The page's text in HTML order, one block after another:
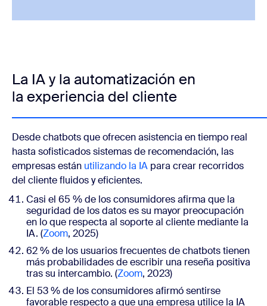
La IA y la automatización en
la experiencia del cliente
Desde chatbots que ofrecen asistencia en tiempo real
hasta sofisticados sistemas de recomendación, las
empresas están utilizando la IA para crear recorridos
del cliente fluidos y eficientes.
Casi el 65 % de los consumidores afirma que la
seguridad de los datos es su mayor preocupación
en lo que respecta al soporte al cliente mediante la
IA. (Zoom, 2025)
62 % de los usuarios frecuentes de chatbots tienen
más probabilidades de escribir una reseña positiva
tras su intercambio. (Zoom, 2023)
El 53 % de los consumidores afirmó sentirse
favorable respecto a que una empresa utilice la IA